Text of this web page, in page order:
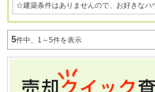
☆建築条件はありませんので、お好きなハ
5件中、1～5件を表示